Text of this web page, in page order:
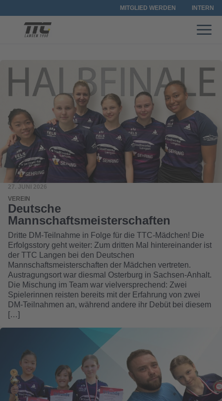
MITGLIED WERDEN INTERN
27. JUNI 2026
VEREIN
Deutsche
Mannschaftsmeisterschaften
Dritte DM-Teilnahme in Folge für die TTC-Mädchen! Die
Erfolgsstory geht weiter: Zum dritten Mal hintereinander ist
der TTC Langen bei den Deutschen
Mannschaftsmeisterschaften der Mädchen vertreten.
Austragungsort war diesmal Osterburg in Sachsen-Anhalt.
Die Mischung im Team war vielversprechend: Zwei
Spielerinnen reisten bereits mit der Erfahrung von zwei
DM-Teilnahmen an, während andere ihr Debüt bei diesem
[…]